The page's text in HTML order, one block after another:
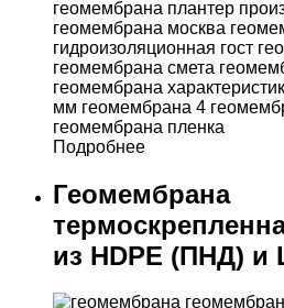
Подробнее
Геомембрана
из HDPE (ПНД) и